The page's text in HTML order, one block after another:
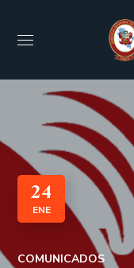
24
ENE
COMUNICADOS